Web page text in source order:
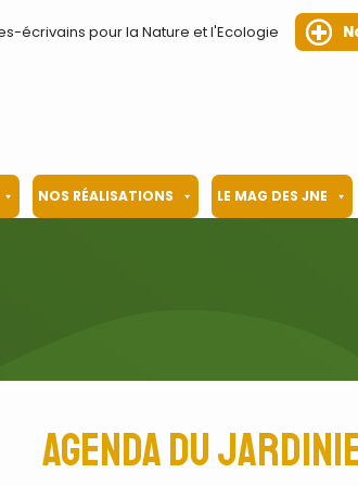
écrivains pour la Nature et l'Ecologie
NOS RÉALISATIONS LE MAG DES JNE
Agenda du